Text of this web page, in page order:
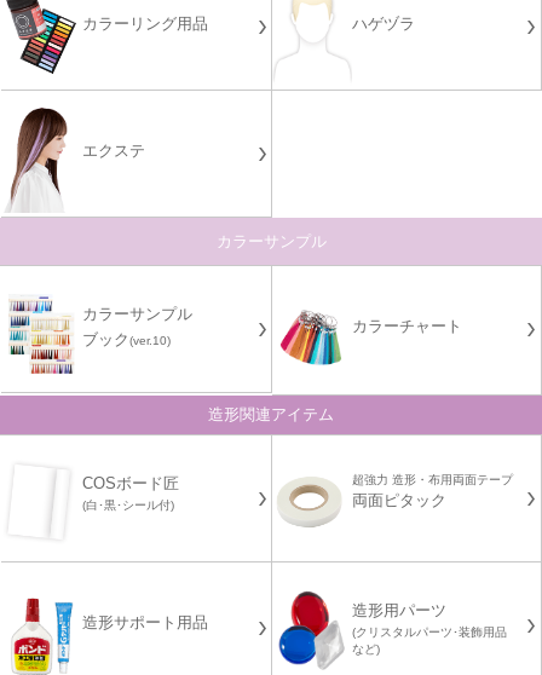
カラーリング用品 ハゲヅラ
エクステ
カラーサンプル
カラーサンプル
ブック(ver.10)
カラーチャート
造形関連アイテム
COSボード匠
(白･黒･シール付)
超強力 造形・布用両面テープ
両面ピタック
造形サポート用品
造形用パーツ
(クリスタルパーツ･装飾用品
など)